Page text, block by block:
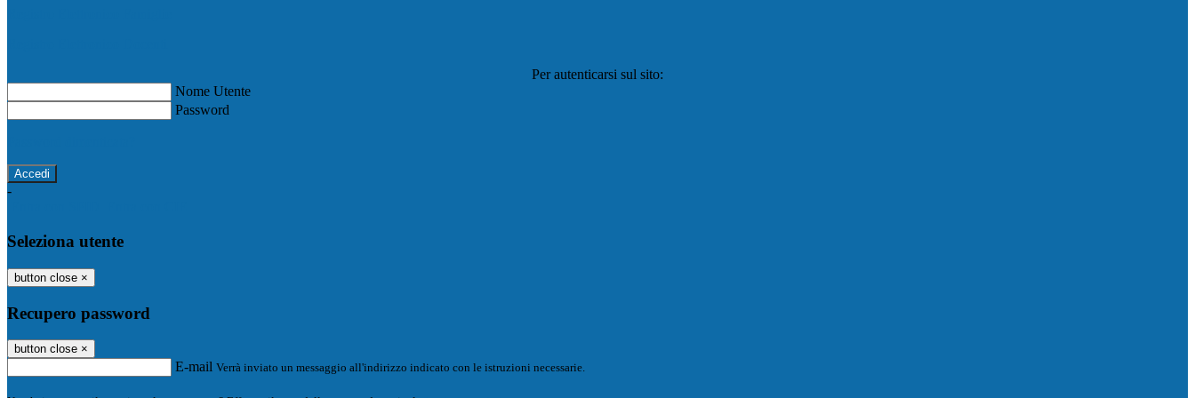
Per autenticarsi sul sito:
Nome Utente
Password
-
Seleziona utente
button close ×
Recupero password
button close ×
E-mail Verrà inviato un messaggio all'indirizzo indicato con le istruzioni necessarie.